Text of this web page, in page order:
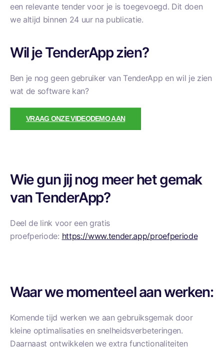
een relevante tender voor je is toegevoegd. Dit doen
we altijd binnen 24 uur na publicatie.
Wil je TenderApp zien?
Ben je nog geen gebruiker van TenderApp en wil je zien
wat de software kan?
VRAAG ONZE VIDEODEMO AAN
Wie gun jij nog meer het gemak
van TenderApp?
Deel de link voor een gratis
proefperiode: https://www.tender.app/proefperiode
Waar we momenteel aan werken:
Komende tijd werken we aan gebruiksgemak door
kleine optimalisaties en snelheidsverbeteringen.
Daarnaast ontwikkelen we extra functionaliteiten